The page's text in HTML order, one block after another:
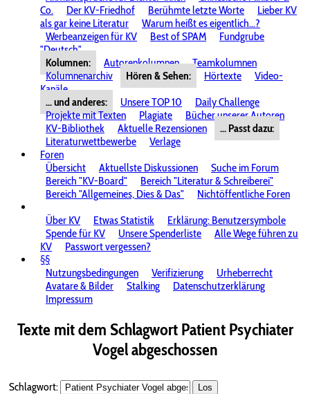
Co.
Der KV-Friedhof Berühmte letzte Worte
Lieber KV
als gar keine Literatur
Warum heißt es eigentlich...?
Werbeanzeigen für KV
Best of SPAM
Fundgrube
"Deutsch"
Kolumnen:
Autorenkolumnen
Teamkolumnen
Kolumnenarchiv
Hören & Sehen: Hörtexte
Video-
Kanäle
... und anderes:
Unsere TOP 10
Daily Challenge
Projekte mit Texten
Plagiate
Bücher unserer Autoren
KV-Bibliothek
Aktuelle Rezensionen
... Passt dazu:
Literaturwettbewerbe
Verlage
Foren
Übersicht
Aktuellste Diskussionen
Suche im Forum
Bereich "KV-Board"
Bereich "Literatur & Schreiberei"
Bereich "Allgemeines, Dies & Das"
Nichtöffentliche Foren
Über KV
Etwas Statistik
Erklärung: Benutzersymbole
Spende für KV
Unsere Spenderliste
Alle Wege führen zu
KV
Passwort vergessen?
§§
Nutzungsbedingungen
Verifizierung
Urheberrecht
Avatare & Bilder
Stalking
Datenschutzerklärung
Impressum
Texte mit dem Schlagwort Patient Psychiater
Vogel abgeschossen
Schlagwort: Los